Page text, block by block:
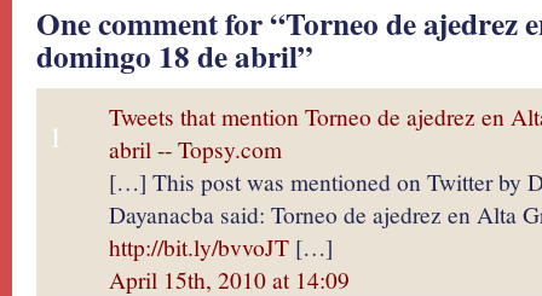
One comment for “Torneo de ajedrez
domingo 18 de abril”
1
Tweets that mention Torneo de ajedrez en
abril -- Topsy.com
[…] This post was mentioned on Twitter by
Dayanacba said: Torneo de ajedrez en Alta
http://bit.ly/bvvoJT […]
April 15th, 2010 at 14:09